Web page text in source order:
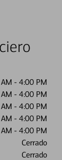
- 4:00 PM
- 4:00 PM
- 4:00 PM
- 4:00 PM
- 4:00 PM
Cerrado
Cerrado